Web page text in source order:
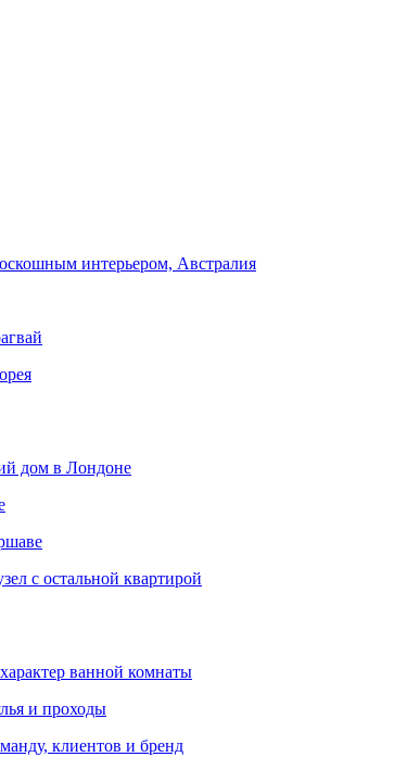
интерьером, Австралия
дом в Лондоне
с остальной квартирой
ванной комнаты
и проходы
клиентов и бренд